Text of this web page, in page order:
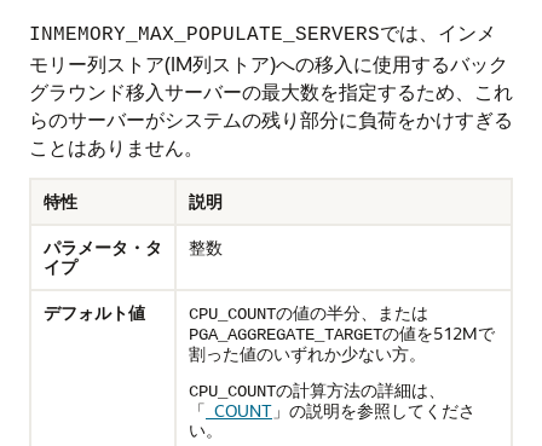
INMEMORY_MAX_POPULATE_SERVERSでは、インメ
モリー列ストア(IM列ストア)への移入に使用するバック
グラウンド移入サーバーの最大数を指定するため、これ
らのサーバーがシステムの残り部分に負荷をかけすぎる
ことはありません。
特性
説明
パラメータ・タ
イプ
整数
デフォルト値 CPU_COUNTの値の半分、または
PGA_AGGREGATE_TARGETの値を512Mで
割った値のいずれか少ない方。
CPU_COUNTの計算方法の詳細は、
「 _COUNT 」 の説明を参照してくださ
い。